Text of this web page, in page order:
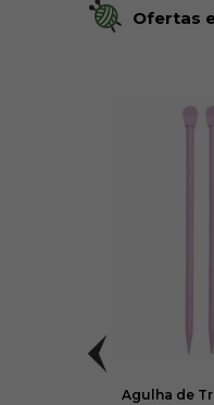
Ofertas
Agulha de